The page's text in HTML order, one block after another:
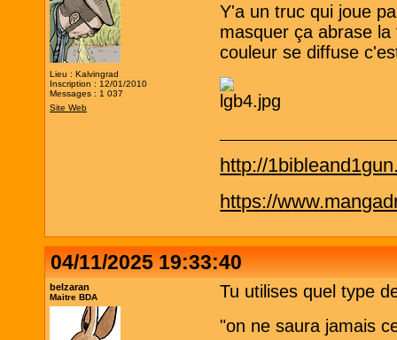
Lieu : Kalvingrad
Inscription : 12/01/2010
Messages : 1 037
Site Web
Y'a un truc qui joue
masquer ça abrase
couleur se diffuse
http://
https://
04/11/2025 19:33:40
belzaran
Maitre BDA
Tu utilises quel type
"on ne saura jamais